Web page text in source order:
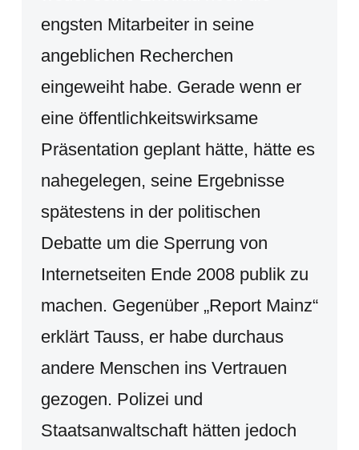
engsten Mitarbeiter in seine
angeblichen Recherchen
eingeweiht habe. Gerade wenn er
eine öffentlichkeitswirksame
Präsentation geplant hätte, hätte es
nahegelegen, seine Ergebnisse
spätestens in der politischen
Debatte um die Sperrung von
Internetseiten Ende 2008 publik zu
machen. Gegenüber „Report Mainz“
erklärt Tauss, er habe durchaus
andere Menschen ins Vertrauen
gezogen. Polizei und
Staatsanwaltschaft hätten jedoch